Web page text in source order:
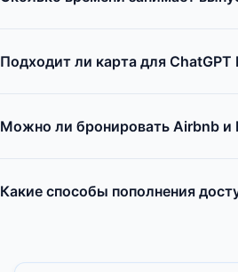
Подходит ли карта для
Можно ли бронировать Airbnb и
Какие способы пополнения